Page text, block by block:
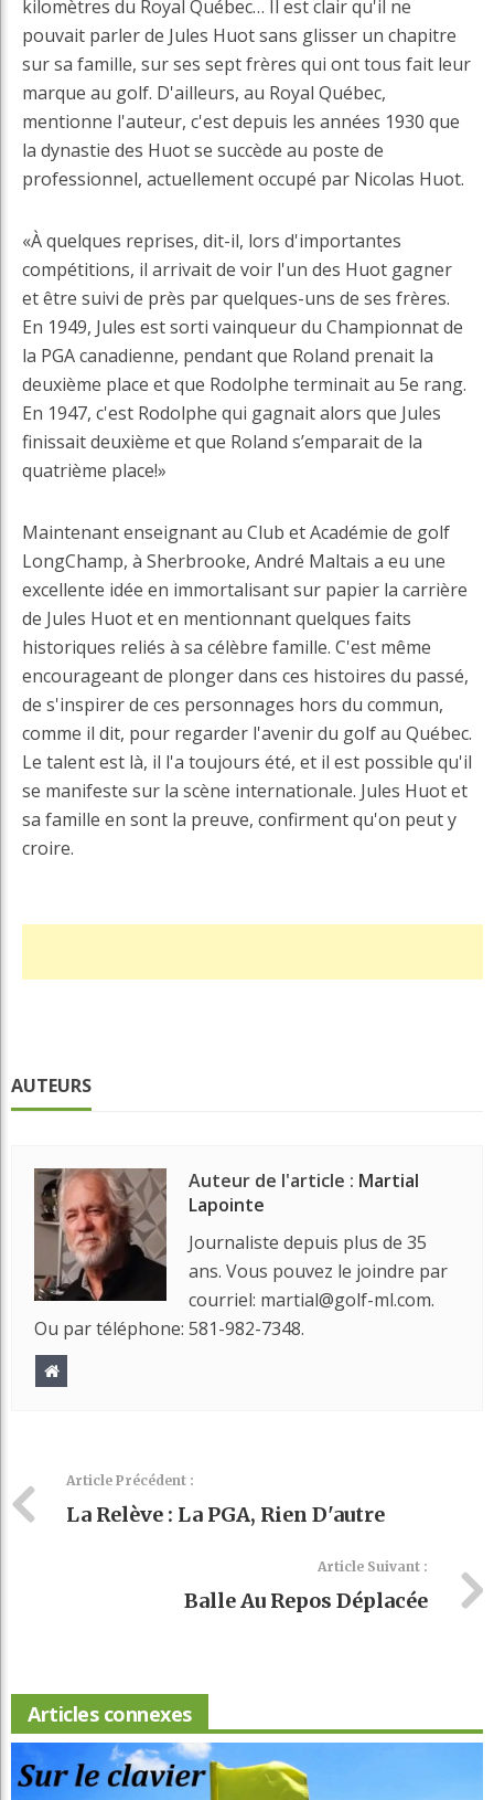
kilomètres du Royal Québec… Il est clair qu'il ne
pouvait parler de Jules Huot sans glisser un chapitre
sur sa famille, sur ses sept frères qui ont tous fait leur
marque au golf. D'ailleurs, au Royal Québec,
mentionne l'auteur, c'est depuis les années 1930 que
la dynastie des Huot se succède au poste de
professionnel, actuellement occupé par Nicolas Huot.
«À quelques reprises, dit-il, lors d'importantes
compétitions, il arrivait de voir l'un des Huot gagner
et être suivi de près par quelques-uns de ses frères.
En 1949, Jules est sorti vainqueur du Championnat de
la PGA canadienne, pendant que Roland prenait la
deuxième place et que Rodolphe terminait au 5e rang.
En 1947, c'est Rodolphe qui gagnait alors que Jules
finissait deuxième et que Roland s’emparait de la
quatrième place!»
Maintenant enseignant au Club et Académie de golf
LongChamp, à Sherbrooke, André Maltais a eu une
excellente idée en immortalisant sur papier la carrière
de Jules Huot et en mentionnant quelques faits
historiques reliés à sa célèbre famille. C'est même
encourageant de plonger dans ces histoires du passé,
de s'inspirer de ces personnages hors du commun,
comme il dit, pour regarder l'avenir du golf au Québec.
Le talent est là, il l'a toujours été, et il est possible qu'il
se manifeste sur la scène internationale. Jules Huot et
sa famille en sont la preuve, confirment qu'on peut y
croire.
AUTEURS
Auteur de l'article : Martial
Lapointe
Journaliste depuis plus de 35
ans. Vous pouvez le joindre par
courriel: martial@golf-ml.com.
Ou par téléphone: 581-982-7348.
Article Précédent :
La Relève : La PGA, Rien D'autre
Article Suivant :
Balle Au Repos Déplacée
Articles connexes